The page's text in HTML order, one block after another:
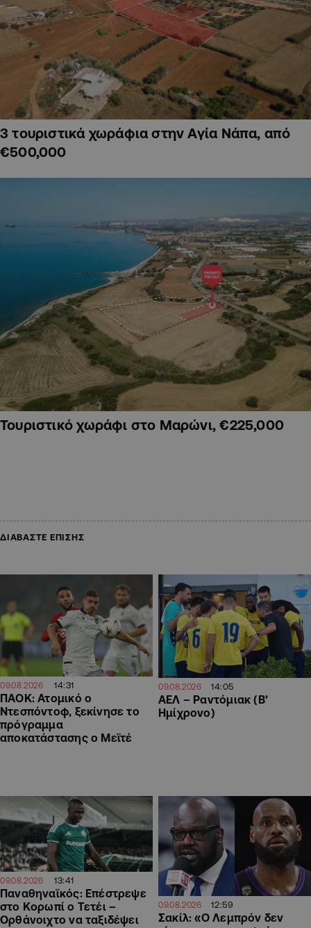
3 τουριστικά χωράφια στην Αγία Νάπα, από
€500,000
Τουριστικό χωράφι στο Μαρώνι, €225,000
ΔΙΑΒΑΣΤΕ ΕΠΙΣΗΣ
09.08.2026 14:31
ΠΑΟΚ: Ατομικό ο
Ντεσπόντοφ, ξεκίνησε το
πρόγραμμα
αποκατάστασης ο Μεϊτέ
09.08.2026 14:05
ΑΕΛ – Ραντόμιακ (Β’
Ημίχρονο)
09.08.2026 13:41
Παναθηναϊκός: Επέστρεψε
στο Κορωπί ο Τετέι –
Ορθάνοιχτο να ταξιδέψει
09.08.2026 12:59
Σακίλ: «Ο Λεμπρόν δεν